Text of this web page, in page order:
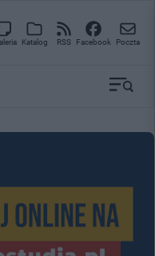
Katalog RSS Facebook Poczta